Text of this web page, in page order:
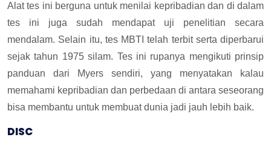
Alat tes ini berguna untuk menilai kepribadian dan di dalam
tes ini juga sudah mendapat uji penelitian secara
mendalam. Selain itu, tes MBTI telah terbit serta diperbarui
sejak tahun 1975 silam. Tes ini rupanya mengikuti prinsip
panduan dari Myers sendiri, yang menyatakan kalau
memahami kepribadian dan perbedaan di antara seseorang
bisa membantu untuk membuat dunia jadi jauh lebih baik.
DISC